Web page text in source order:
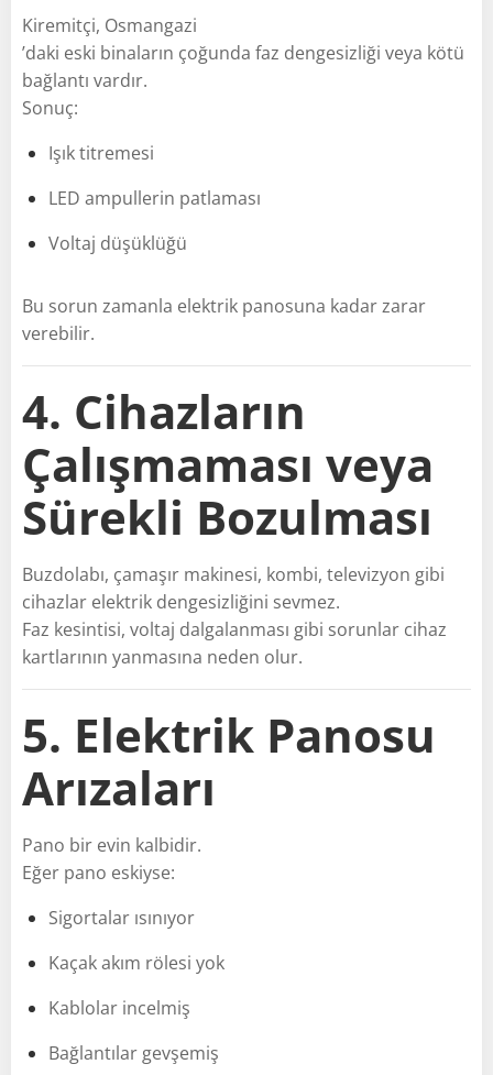
Kiremitçi, Osmangazi
’daki eski binaların çoğunda faz dengesizliği veya kötü
bağlantı vardır.
Sonuç:
Işık titremesi
LED ampullerin patlaması
Voltaj düşüklüğü
Bu sorun zamanla elektrik panosuna kadar zarar
verebilir.
4. Cihazların
Çalışmaması veya
Sürekli Bozulması
Buzdolabı, çamaşır makinesi, kombi, televizyon gibi
cihazlar elektrik dengesizliğini sevmez.
Faz kesintisi, voltaj dalgalanması gibi sorunlar cihaz
kartlarının yanmasına neden olur.
5. Elektrik Panosu
Arızaları
Pano bir evin kalbidir.
Eğer pano eskiyse:
Sigortalar ısınıyor
Kaçak akım rölesi yok
Kablolar incelmiş
Bağlantılar gevşemiş